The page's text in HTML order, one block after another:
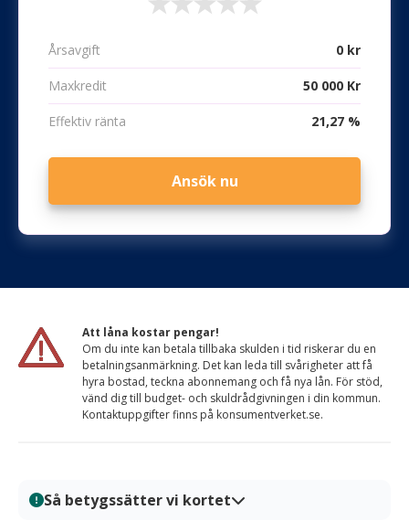
Årsavgift 0 kr
Maxkredit 50 000 Kr
Effektiv ränta 21,27 %
Ansök nu
Att låna kostar pengar!
Om du inte kan betala tillbaka skulden i tid riskerar du en
betalningsanmärkning. Det kan leda till svårigheter att få
hyra bostad, teckna abonnemang och få nya lån. För stöd,
vänd dig till budget- och skuldrådgivningen i din kommun.
Kontaktuppgifter finns på konsumentverket.se.
Så betygssätter vi kortet